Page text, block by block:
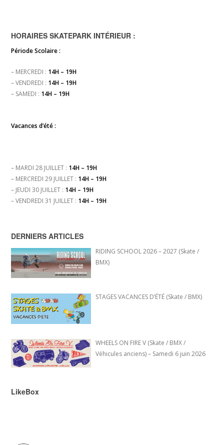
HORAIRES SKATEPARK INTÉRIEUR :
Période Scolaire :
– MERCREDI : 14H – 19H
– VENDREDI : 14H – 19H
– SAMEDI : 14H – 19H
Vacances d’été :
– MARDI 28 JUILLET : 14H – 19H
– MERCREDI 29 JUILLET : 14H – 19H
– JEUDI 30 JUILLET : 14H – 19H
– VENDREDI 31 JUILLET : 14H – 19H
DERNIERS ARTICLES
RIDING SCHOOL 2026 – 2027 (Skate /
BMX)
STAGES VACANCES D’ÉTÉ (Skate / BMX)
WHEELS ON FIRE V (Skate / BMX /
Véhicules anciens) – Samedi 6 juin 2026
LikeBox